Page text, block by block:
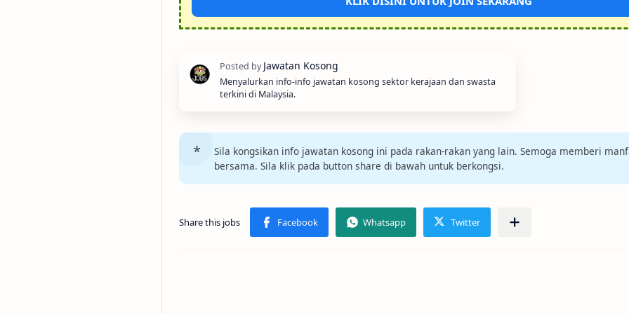
Menyalurkan info-info jawatan kosong sektor kerajaan dan swasta
terkini di Malaysia.
Sila kongsikan info jawatan kosong ini pada rakan-rakan yang lain. Semoga memberi
bersama. Sila klik pada button share di bawah untuk berkongsi.